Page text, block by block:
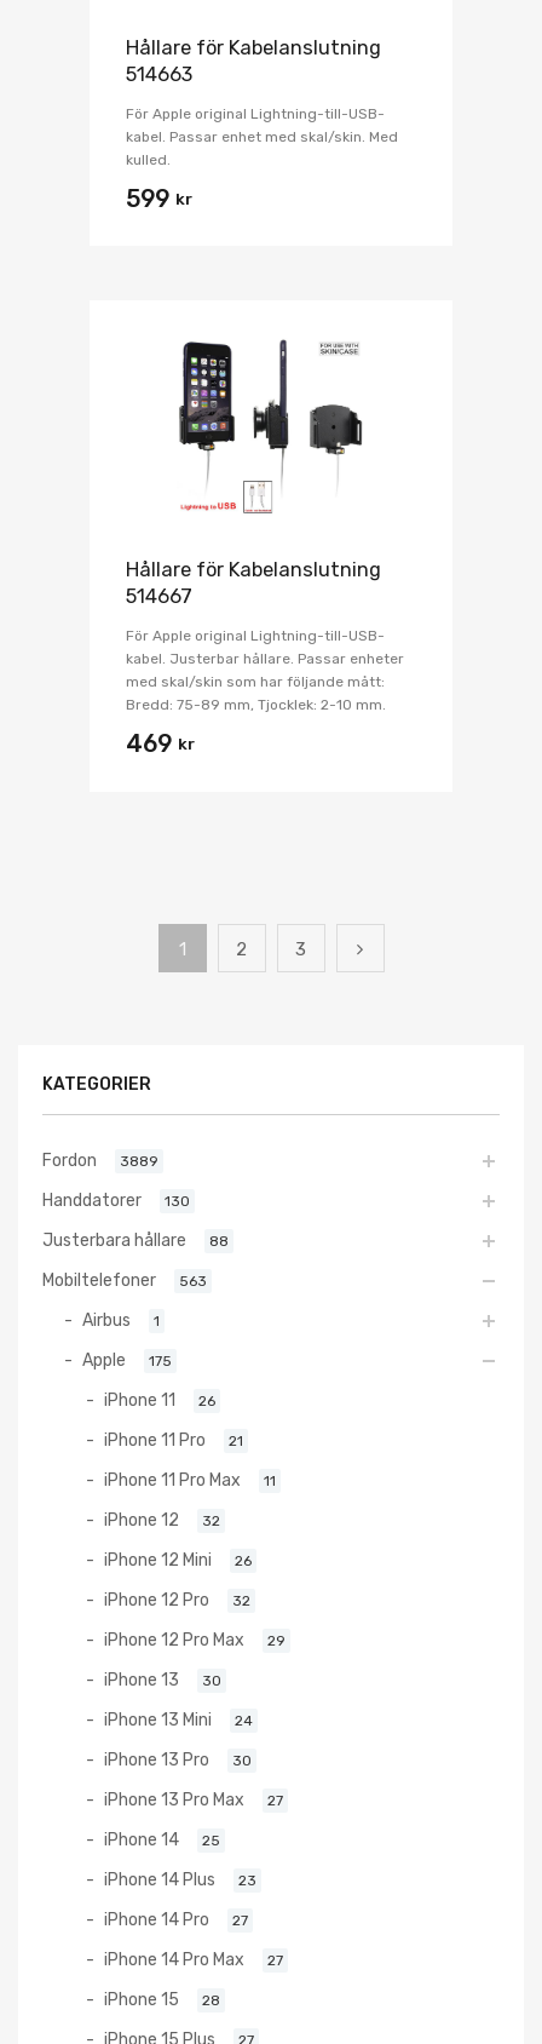
Hållare för Kabelanslutning
514663
För Apple original Lightning-till-USB-
kabel. Passar enhet med skal/skin. Med
kulled.
599 kr
Hållare för Kabelanslutning
514667
För Apple original Lightning-till-USB-
kabel. Justerbar hållare. Passar enheter
med skal/skin som har följande mått:
Bredd: 75-89 mm, Tjocklek: 2-10 mm.
469 kr
1 2 3
KATEGORIER
Fordon 3889
Handdatorer 130
Justerbara hållare 88
Mobiltelefoner 563
Airbus 1
Apple 175
iPhone 11 26
iPhone 11 Pro 21
iPhone 11 Pro Max 11
iPhone 12 32
iPhone 12 Mini 26
iPhone 12 Pro 32
iPhone 12 Pro Max 29
iPhone 13 30
iPhone 13 Mini 24
iPhone 13 Pro 30
iPhone 13 Pro Max 27
iPhone 14 25
iPhone 14 Plus 23
iPhone 14 Pro 27
iPhone 14 Pro Max 27
iPhone 15 28
iPhone 15 Plus 27